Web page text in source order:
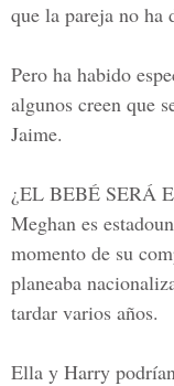
que la pareja no ha
Pero ha habido
algunos creen que
Jaime.
¿EL BEBÉ SERÁ
Meghan es
momento de su
planeaba
tardar varios años.
Ella y Harry